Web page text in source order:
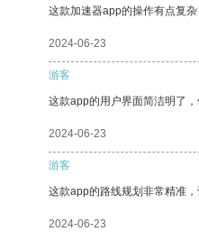
这款加速器app的操作有点复
2024-06-23
游客
这款app的用户界面简洁明了
2024-06-23
游客
这款app的路线规划非常精准，
2024-06-23